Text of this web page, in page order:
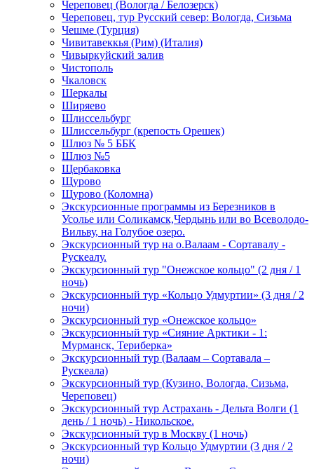
Череповец (Вологда / Белозерск)
Череповец, тур Русский север: Вологда, Сизьма
Чешме (Турция)
Чивитавеккья (Рим) (Италия)
Чивыркуйский залив
Чистополь
Чкаловск
Шеркалы
Ширяево
Шлиссельбург
Шлиссельбург (крепость Орешек)
Шлюз № 5 ББК
Шлюз №5
Щербаковка
Щурово
Щурово (Коломна)
Экскурсионные программы из Березников в
Усолье или Соликамск,Чердынь или во Всеволодо-
Вильву, на Голубое озеро.
Экскурсионный тур на о.Валаам - Сортавалу -
Рускеалу.
Экскурсионный тур "Онежское кольцо" (2 дня / 1
ночь)
Экскурсионный тур «Кольцо Удмуртии» (3 дня / 2
ночи)
Экскурсионный тур «Онежское кольцо»
Экскурсионный тур «Сияние Арктики - 1:
Мурманск, Териберка»
Экскурсионный тур (Валаам – Сортавала –
Рускеала)
Экскурсионный тур (Кузино, Вологда, Сизьма,
Череповец)
Экскурсионный тур Астрахань - Дельта Волги (1
день / 1 ночь) - Никольское.
Экскурсионный тур в Москву (1 ночь)
Экскурсионный тур Кольцо Удмуртии (3 дня / 2
ночи)